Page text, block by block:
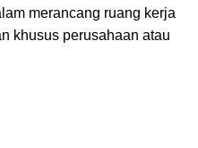
merancang ruang kerja
khusus perusahaan atau